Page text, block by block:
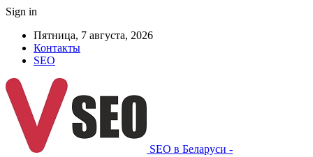
Sign in
Пятница, 7 августа, 2026
Контакты
SEO
SEO в Беларуси -